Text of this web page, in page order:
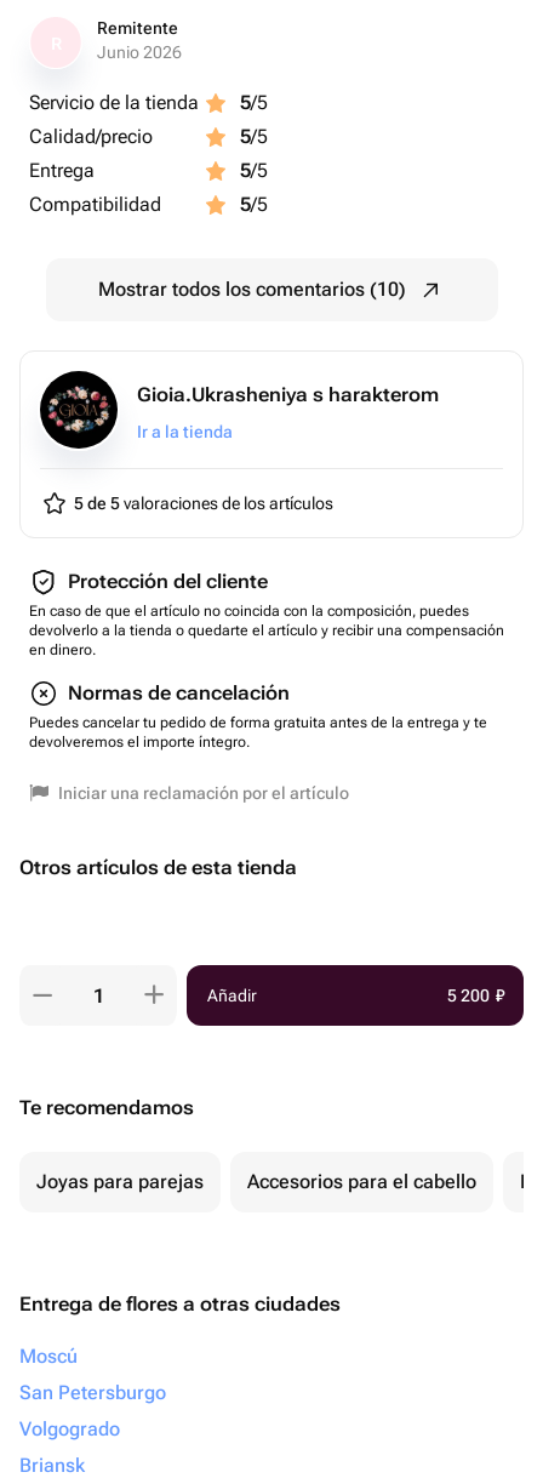
Remitente
Junio 2026
Servicio de la tienda 5/5
Calidad/precio
5/5
Entrega
5/5
Compatibilidad
5/5
Mostrar todos los comentarios (10)
Gioia.Ukrasheniya s harakterom
Ir a la tienda
5 de 5valoraciones de los artículos
Protección del cliente
En caso de que el artículo no coincida con la composición, puedes
devolverlo a la tienda o quedarte el artículo y recibir una compensación
en dinero.
Normas de cancelación
Puedes cancelar tu pedido de forma gratuita antes de la entrega y te
devolveremos el importe íntegro.
Iniciar una reclamación por el artículo
Otros artículos de esta tienda
Añadir 5 200 ₽
Te recomendamos
Joyas para parejas Accesorios para el cabello
Entrega de flores a otras ciudades
Moscú
San Petersburgo
Volgogrado
Briansk